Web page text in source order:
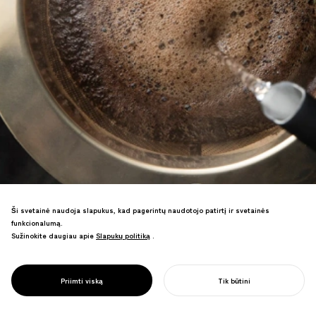
PROJECT
BRANDUOLIAI
specialiai kavai, skatinantis tvarią kavos
Ši svetainė naudoja slapukus, kad pagerintų naudotojo patirtį ir svetainės
funkcionalumą.
Sužinokite daugiau apie Slapukų politiką
Slapukų politiką .
Priimti viską Tik būtini